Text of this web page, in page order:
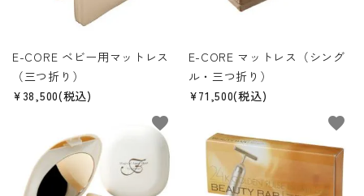
E-CORE ベビー用マットレス
（三つ折り）
¥38,500(税込)
E-CORE マットレス（シング
ル・三つ折り）
¥71,500(税込)
favorite favorite